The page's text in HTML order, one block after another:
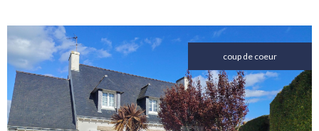
coup de coeur
voir le